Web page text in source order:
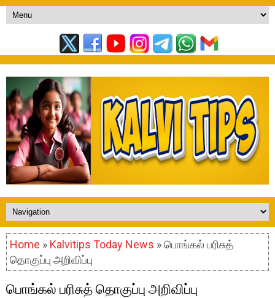
Home » Kalvitips Today News » பொங்கல் பரிசுத்
தொகுப்பு அறிவிப்பு
பொங்கல் பரிசுத் தொகுப்பு அறிவிப்பு